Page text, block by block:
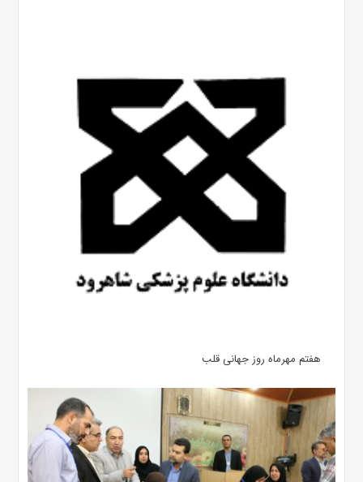
هفتم مهرماه روز جهانی قلب